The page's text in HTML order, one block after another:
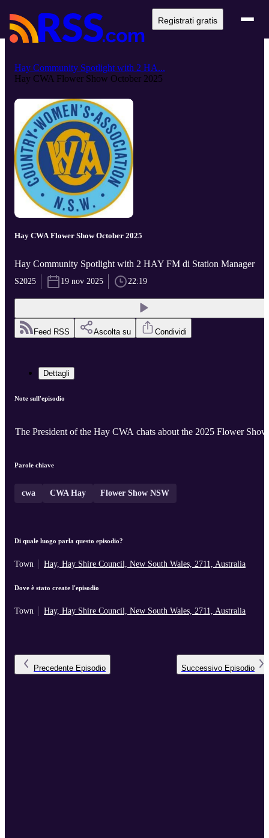
Registrati gratis
Hay Community Spotlight with 2 HA...
Hay CWA Flower Show October 2025
Hay CWA Flower Show October 2025
Hay Community Spotlight with 2 HAY FM di Station Manager
S2025 19 nov 2025 22:19
Feed RSS Ascolta su Condividi
Dettagli
Note sull'episodio
The President of the Hay CWA chats about the 2025 Flower
Parole chiave
cwa CWA Hay Flower Show NSW
Di quale luogo parla questo episodio?
Town Hay, Hay Shire Council, New South Wales, 2711, Australia
Dove è stato create l'episodio
Town Hay, Hay Shire Council, New South Wales, 2711, Australia
Precedente Episodio Successivo Episodio